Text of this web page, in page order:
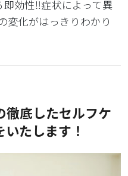
効性‼症状によって異
変化がはっきりわかり
徹底したセルフケ
たします！